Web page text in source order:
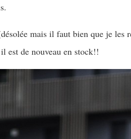
mais il faut bien que je les
est de nouveau en stock!!